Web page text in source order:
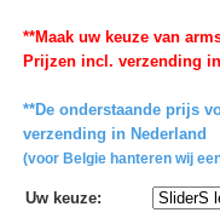
**Maak uw keuze van
Prijzen incl. verzending
**De onderstaande prijs
verzending in Nederland
(voor Belgie hanteren wij
Uw keuze: